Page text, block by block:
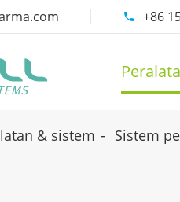
 +86
& sistem Sistem